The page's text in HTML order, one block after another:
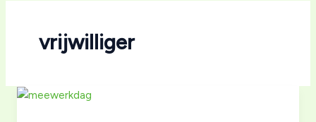
vrijwilliger